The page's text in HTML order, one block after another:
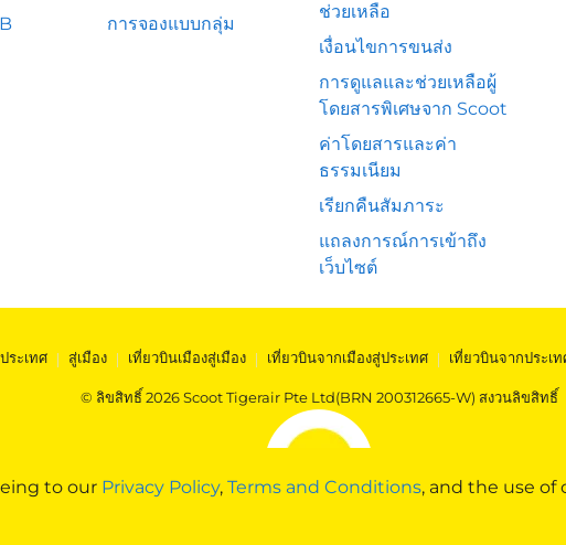
to our Privacy Policy, Terms and Conditions, and the use of
การจองแบบกลุ่ม
ช่วยเหลือ
เงื่อนไขการขนส่ง
การดูแลและช่วยเหลือผู้
โดยสารพิเศษจาก Scoot
ค่าโดยสารและค่า
ธรรมเนียม
เรียกคืนสัมภาระ
แถลงการณ์การเข้าถึง
เว็บไซต์
ระเทศ | สู่เมือง | เที่ยวบินเมืองสู่เมือง | เที่ยวบินจากเมืองสู่ประเทศ | เที่ยวบินจากประเท
© ลิขสิทธิ์ 2026 Scoot Tigerair Pte Ltd(BRN 200312665-W) สงวนลิขสิทธิ์